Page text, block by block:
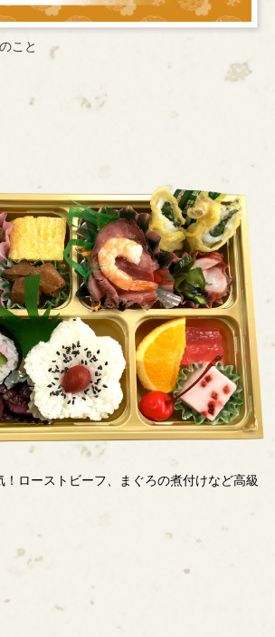
こと
ローストビーフ、まぐろの煮付けなど高級